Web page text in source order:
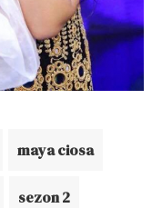
maya ciosa
sezon 2